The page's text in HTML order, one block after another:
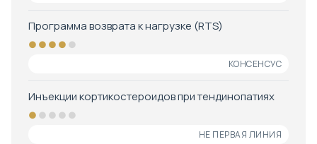
Программа возврата к нагрузке (RTS)
●●●● ●
КОНСЕНСУС
Инъекции кортикостероидов при тендинопатиях
● ●●●●
НЕ ПЕРВАЯ ЛИНИЯ